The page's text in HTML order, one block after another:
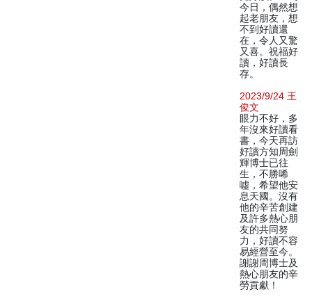
今日，偶然想
起老朋友，想
不到好讀還
在，令人又驚
又喜。祝福好
讀，好讀長
存。
2023/9/24 王
俊文
眼力不好，多
年沒來好讀看
書，今天再訪
好讀方知周劍
輝博士已往
生，不勝唏
噓，希望他安
息天國。沒有
他的辛苦創建
及許多熱心朋
友的共同努
力，好讀不容
易經營至今。
謝謝周博士及
熱心朋友的辛
勞貢獻！